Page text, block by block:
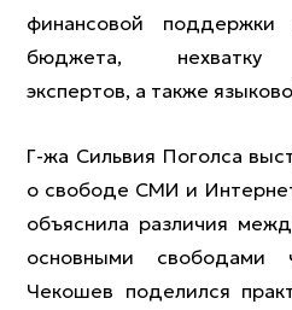
финансовой поддержки
бюджета, нехватку
экспертов, а также
Г-жа Сильвия Поголса
о свободе СМИ и
объяснила различия
основными свободами
Чекошев поделился